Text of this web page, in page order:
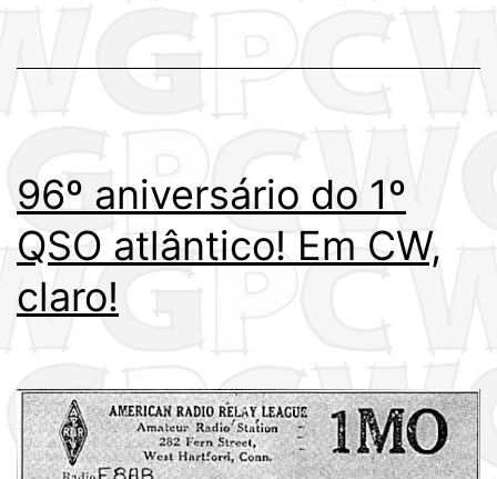
96º aniversário do 1º
QSO atlântico! Em CW,
claro!